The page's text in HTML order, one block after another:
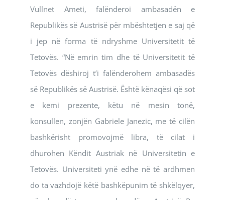
Vullnet Ameti, falënderoi ambasadën e
Republikës së Austrisë për mbështetjen e saj që
i jep në forma të ndryshme Universitetit të
Tetovës. “Në emrin tim dhe të Universitetit të
Tetovës dëshiroj t’i falënderohem ambasadës
së Republikës së Austrisë. Është kënaqësi që sot
e kemi prezente, këtu në mesin tonë,
konsullen, zonjën Gabriele Janezic, me të cilën
bashkërisht promovojmë libra, të cilat i
dhurohen Këndit Austriak në Universitetin e
Tetovës. Universiteti ynë edhe në të ardhmen
do ta vazhdojë këtë bashkëpunim të shkëlqyer,